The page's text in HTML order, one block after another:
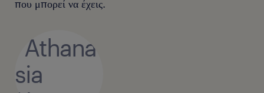
που μπορεί να έχεις.